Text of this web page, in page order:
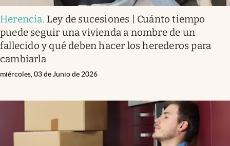
Herencia. Ley de sucesiones | Cuánto tiempo
puede seguir una vivienda a nombre de un
fallecido y qué deben hacer los herederos para
cambiarla
miércoles, 03 de Junio de 2026